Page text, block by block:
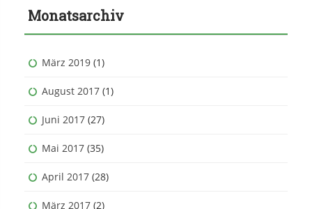
Monatsarchiv
März 2019 (1)
August 2017 (1)
Juni 2017 (27)
Mai 2017 (35)
April 2017 (28)
März 2017 (2)